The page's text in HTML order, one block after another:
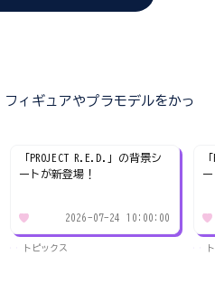
ィギュアやプラモデルをかっ
「PROJECT R.E.D.」の背景シ
ートが新登場！
2026-07-24 10:00:00
トピックス